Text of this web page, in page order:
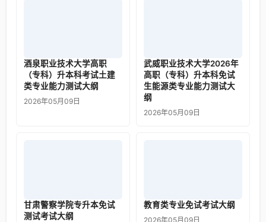
酒泉职业技术大学高职
（专科）升本科考试土建
类专业能力测试大纲
2026年05月09日
武威职业技术大学2026年
高职（专科）升本科免试
生能源类专业能力测试大
纲
2026年05月09日
甘肃警察学院专升本免试
测试考试大纲
教育类专业免试考试大纲
2026年05月09日